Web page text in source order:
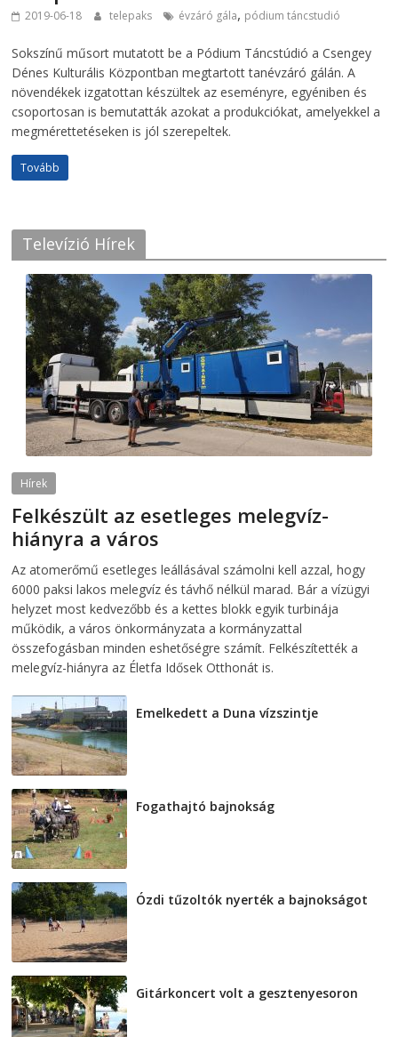
2019-06-18 telepaks évzáró gála, pódium táncstudió
Sokszínű műsort mutatott be a Pódium Táncstúdió a Csengey
Dénes Kulturális Központban megtartott tanévzáró gálán. A
növendékek izgatottan készültek az eseményre, egyéniben és
csoportosan is bemutatták azokat a produkciókat, amelyekkel a
megmérettetéseken is jól szerepeltek.
Tovább
Televízió Hírek
Hírek
Felkészült az esetleges melegvíz-
hiányra a város
Az atomerőmű esetleges leállásával számolni kell azzal, hogy
6000 paksi lakos melegvíz és távhő nélkül marad. Bár a vízügyi
helyzet most kedvezőbb és a kettes blokk egyik turbinája
működik, a város önkormányzata a kormányzattal
összefogásban minden eshetőségre számít. Felkészítették a
melegvíz-hiányra az Életfa Idősek Otthonát is.
Emelkedett a Duna vízszintje
Fogathajtó bajnokság
Ózdi tűzoltók nyerték a bajnokságot
Gitárkoncert volt a gesztenyesoron